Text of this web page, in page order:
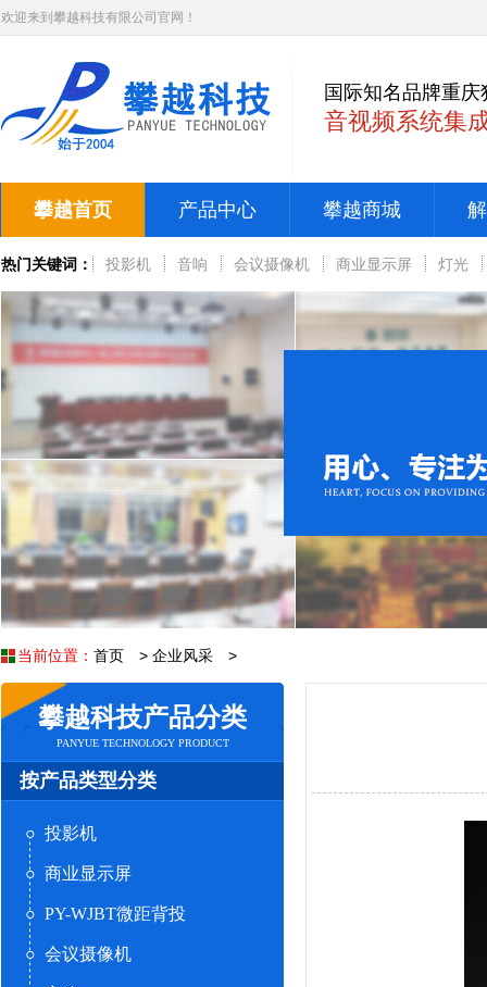
欢迎来到攀越科技有限公司官网！
国际知名品牌重庆
音视频系统集
攀越首页 产品中心 攀越商城
热门关键词： 投影机 音响 会议摄像机 商业显示屏 灯光
当前位置： 首页 > 企业风采 >
攀越科技产品分类
PANYUE TECHNOLOGY PRODUCT
按产品类型分类
投影机
商业显示屏
PY-WJBT微距背投
会议摄像机